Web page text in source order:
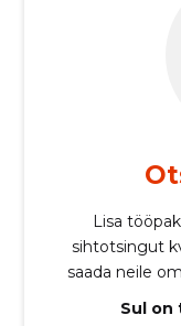
Lisa
sihtotsingut
saada neile
Sul on